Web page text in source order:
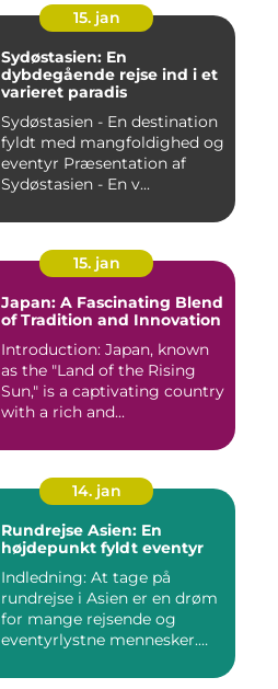
15. jan
Sydøstasien: En
dybdegående rejse ind i et
varieret paradis
Sydøstasien - En destination
fyldt med mangfoldighed og
eventyr Præsentation af
Sydøstasien - En v...
15. jan
Japan: A Fascinating Blend
of Tradition and Innovation
Introduction: Japan, known
as the "Land of the Rising
Sun," is a captivating country
with a rich and...
14. jan
Rundrejse Asien: En
højdepunkt fyldt eventyr
Indledning: At tage på
rundrejse i Asien er en drøm
for mange rejsende og
eventyrlystne mennesker.